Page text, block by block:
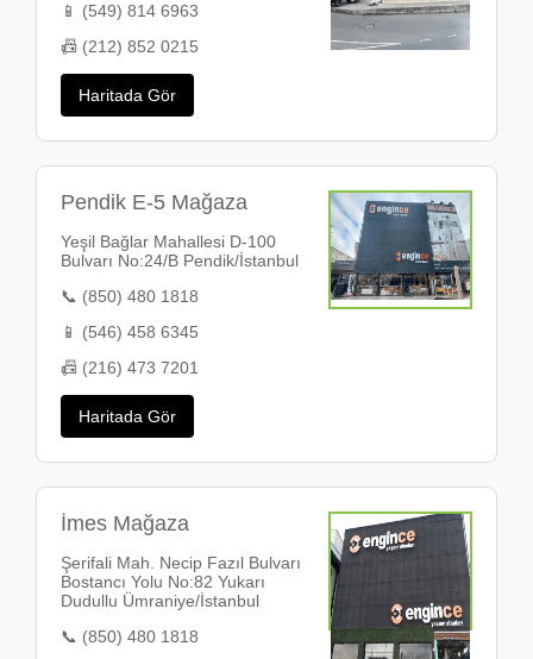
📱 (549) 814 6963
📠 (212) 852 0215
Haritada Gör
Pendik E-5 Mağaza
Yeşil Bağlar Mahallesi D-100
Bulvarı No:24/B Pendik/İstanbul
📞 (850) 480 1818
📱 (546) 458 6345
📠 (216) 473 7201
Haritada Gör
İmes Mağaza
Şerifali Mah. Necip Fazıl Bulvarı
Bostancı Yolu No:82 Yukarı
Dudullu Ümraniye/İstanbul
📞 (850) 480 1818